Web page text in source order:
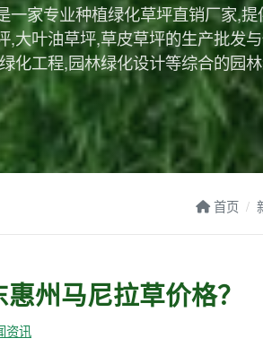
一家专业种植绿化草坪直销厂家,
,大叶油草坪,草皮草坪的生产批发
化工程,园林绿化设计等综合的园
首页
州马尼拉草价格？
资讯